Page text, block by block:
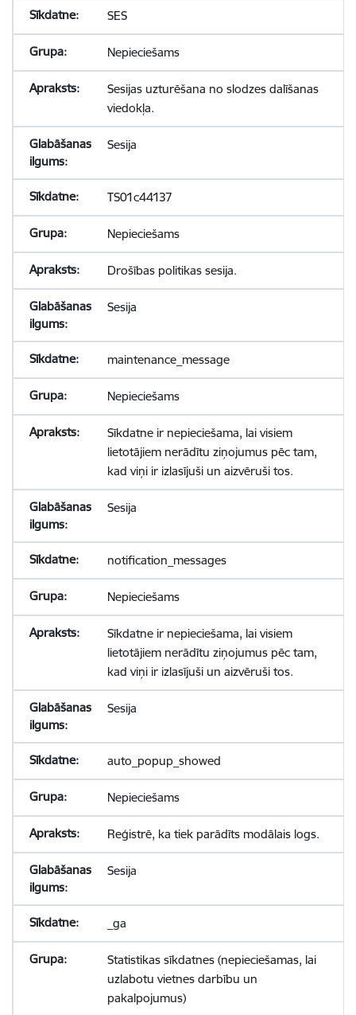
SES
Nepieciešams
Sesijas uzturēšana no slodzes dalīšanas
viedokļa.
Sesija
TS01c44137
Nepieciešams
Drošības politikas sesija.
Sesija
maintenance_message
Nepieciešams
Sīkdatne ir nepieciešama, lai visiem
lietotājiem nerādītu ziņojumus pēc tam,
kad viņi ir izlasījuši un aizvēruši tos.
Sesija
notification_messages
Nepieciešams
Sīkdatne ir nepieciešama, lai visiem
lietotājiem nerādītu ziņojumus pēc tam,
kad viņi ir izlasījuši un aizvēruši tos.
Sesija
auto_popup_showed
Nepieciešams
Reģistrē, ka tiek parādīts modālais logs.
Sesija
_ga
Statistikas sīkdatnes (nepieciešamas, lai
uzlabotu vietnes darbību un
pakalpojumus)